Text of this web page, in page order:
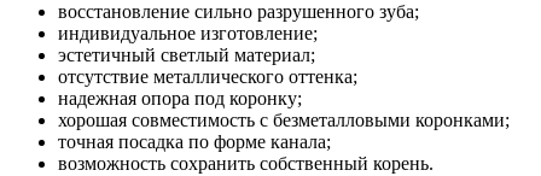
восстановление сильно разрушенного зуба;
индивидуальное изготовление;
эстетичный светлый материал;
отсутствие металлического оттенка;
надежная опора под коронку;
хорошая совместимость с безметалловыми коронками;
точная посадка по форме канала;
возможность сохранить собственный корень.